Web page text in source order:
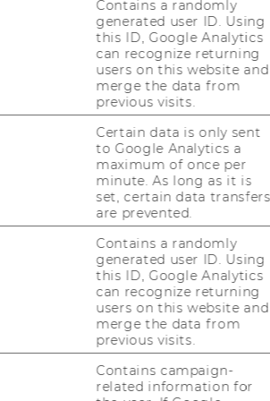
folgt: "Rechts­fra­gen der
"Kol­lek­ti­ves Ar­beits­recht 4 2 PI"
im Hin­blick auf eine
wie folgt über­ar­bei­tet: Beide
aus­ge­schrie­ben (zB.
1.10.2006 in Kraft.
21. Stück
und Pro­jekt­lei­ter
wer­den gemäß § 27
Contains a randomly
generated user ID. Using
this ID, Google Analytics
can recognize returning
users on this website and
merge the data from
previous visits.
Certain data is only sent
to Google Analytics a
maximum of once per
minute. As long as it is
set, certain data transfers
are prevented.
Contains a randomly
generated user ID. Using
this ID, Google Analytics
can recognize returning
users on this website and
merge the data from
previous visits.
Contains campaign-
related information for